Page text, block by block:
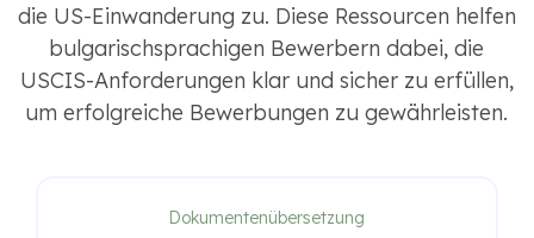
die US-Einwanderung zu. Diese Ressourcen helfen
bulgarischsprachigen Bewerbern dabei, die
USCIS-Anforderungen klar und sicher zu erfüllen,
um erfolgreiche Bewerbungen zu gewährleisten.
Dokumentenübersetzung